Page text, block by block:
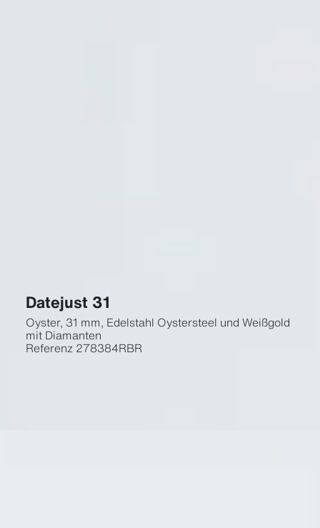
Datejust 31
Oyster, 31 mm, Edelstahl Oystersteel und Weißgold
mit Diamanten
Referenz 278384RBR